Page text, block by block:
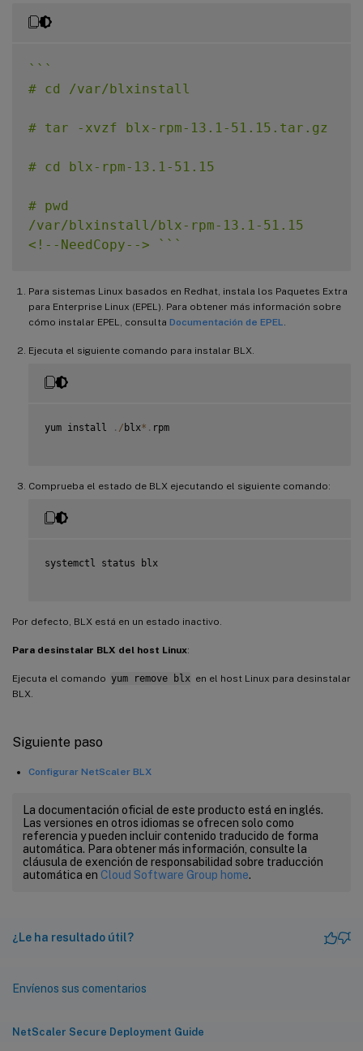
` ` `
# cd /var/blxinstall
# tar -xvzf blx-rpm-13.1-51.15.tar.gz
# cd blx-rpm-13.1-51.15
# pwd
/var/blxinstall/blx-rpm-13.1-51.15
<!--NeedCopy-->
` ` `
Para sistemas Linux basados en Redhat, instala los Paquetes Extra
para Enterprise Linux (EPEL). Para obtener más información sobre
cómo instalar EPEL, consulta Documentación de EPEL.
Ejecuta el siguiente comando para instalar BLX.
yum install . / blx* . rpm
Comprueba el estado de BLX ejecutando el siguiente comando:
systemctl status blx
Por defecto, BLX está en un estado inactivo.
Para desinstalar BLX del host Linux:
Ejecuta el comando yum remove blx en el host Linux para desinstalar
BLX.
Siguiente paso
Configurar NetScaler BLX
La documentación oficial de este producto está en inglés.
Las versiones en otros idiomas se ofrecen solo como
referencia y pueden incluir contenido traducido de forma
automática. Para obtener más información, consulte la
cláusula de exención de responsabilidad sobre traducción
automática en Cloud Software Group home.
¿Le ha resultado útil?
Envíenos sus comentarios
NetScaler Secure Deployment Guide